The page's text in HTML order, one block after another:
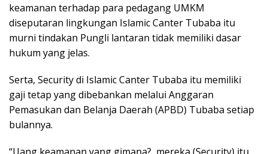
keamanan terhadap para pedagang UMKM
diseputaran lingkungan Islamic Canter Tubaba itu
murni tindakan Pungli lantaran tidak memiliki dasar
hukum yang jelas.
Serta, Security di Islamic Canter Tubaba itu memiliki
gaji tetap yang dibebankan melalui Anggaran
Pemasukan dan Belanja Daerah (APBD) Tubaba setiap
bulannya.